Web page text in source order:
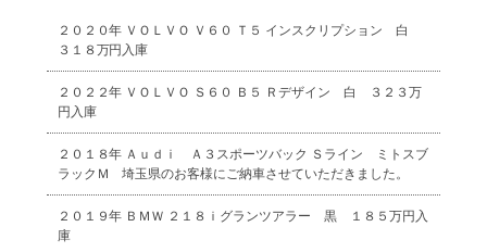
２０２０年 ＶＯＬＶＯ Ｖ６０ Ｔ５ インスクリプション 白
３１８万円入庫
２０２２年 ＶＯＬＶＯ Ｓ６０ Ｂ５ Ｒデザイン 白 ３２３万
円入庫
２０１８年 Ａｕｄｉ Ａ３スポーツバック Ｓライン ミトスブ
ラックＭ 埼玉県のお客様にご納車させていただきました。
２０１９年 ＢＭＷ ２１８ｉグランツアラー 黒 １８５万円入
庫